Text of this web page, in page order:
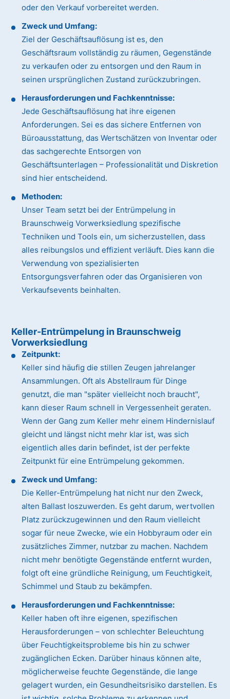
oder den Verkauf vorbereitet werden.
Zweck und Umfang:
Ziel der Geschäftsauflösung ist es, den
Geschäftsraum vollständig zu räumen, Gegenstände
zu verkaufen oder zu entsorgen und den Raum in
seinen ursprünglichen Zustand zurückzubringen.
Herausforderungen und Fachkenntnisse:
Jede Geschäftsauflösung hat ihre eigenen
Anforderungen. Sei es das sichere Entfernen von
Büroausstattung, das Wertschätzen von Inventar oder
das sachgerechte Entsorgen von
Geschäftsunterlagen – Professionalität und Diskretion
sind hier entscheidend.
Methoden:
Unser Team setzt bei der Entrümpelung in
Braunschweig Vorwerksiedlung spezifische
Techniken und Tools ein, um sicherzustellen, dass
alles reibungslos und effizient verläuft. Dies kann die
Verwendung von spezialisierten
Entsorgungsverfahren oder das Organisieren von
Verkaufsevents beinhalten.
Keller-Entrümpelung in Braunschweig
Vorwerksiedlung
Zeitpunkt:
Keller sind häufig die stillen Zeugen jahrelanger
Ansammlungen. Oft als Abstellraum für Dinge
genutzt, die man "später vielleicht noch braucht",
kann dieser Raum schnell in Vergessenheit geraten.
Wenn der Gang zum Keller mehr einem Hindernislauf
gleicht und längst nicht mehr klar ist, was sich
eigentlich alles darin befindet, ist der perfekte
Zeitpunkt für eine Entrümpelung gekommen.
Zweck und Umfang:
Die Keller-Entrümpelung hat nicht nur den Zweck,
alten Ballast loszuwerden. Es geht darum, wertvollen
Platz zurückzugewinnen und den Raum vielleicht
sogar für neue Zwecke, wie ein Hobbyraum oder ein
zusätzliches Zimmer, nutzbar zu machen. Nachdem
nicht mehr benötigte Gegenstände entfernt wurden,
folgt oft eine gründliche Reinigung, um Feuchtigkeit,
Schimmel und Staub zu bekämpfen.
Herausforderungen und Fachkenntnisse:
Keller haben oft ihre eigenen, spezifischen
Herausforderungen – von schlechter Beleuchtung
über Feuchtigkeitsprobleme bis hin zu schwer
zugänglichen Ecken. Darüber hinaus können alte,
möglicherweise feuchte Gegenstände, die lange
gelagert wurden, ein Gesundheitsrisiko darstellen. Es